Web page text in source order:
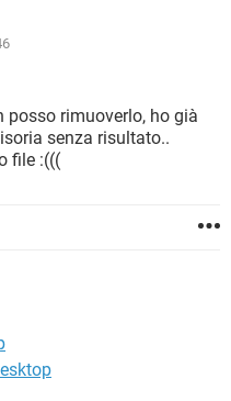
WINDOWS 10
FACEBOOK
WHATSAPP
ANDROID
WINDOWS 10
posso rimuoverlo, ho già
senza risultato..
file :(((